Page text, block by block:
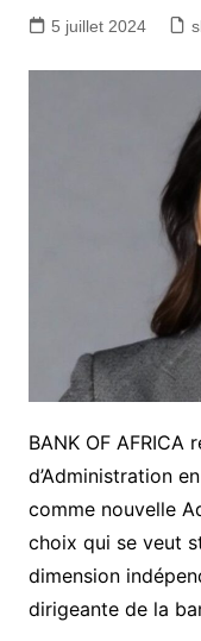
5 juillet 2024
BANK OF AFRICA
d’Administration
comme nouvelle
choix qui se veut
dimension
dirigeante de la